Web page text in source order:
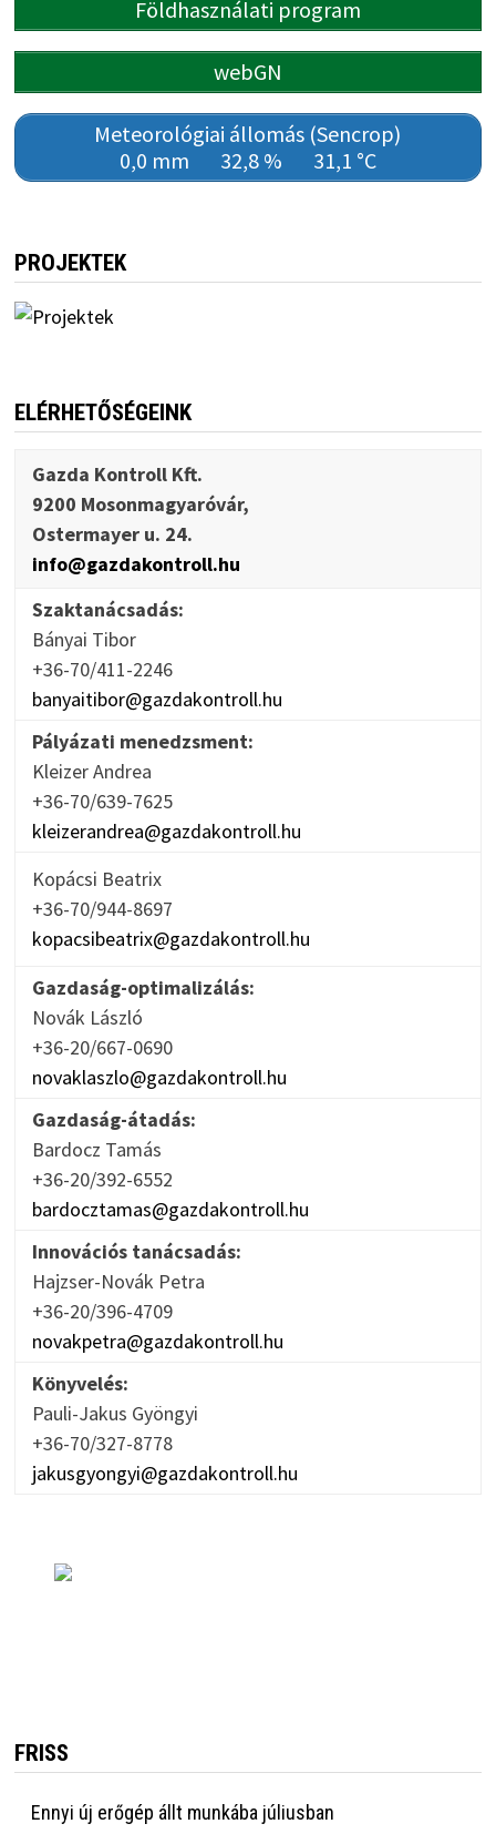
Földhasználati program
webGN
Meteorológiai állomás (Sencrop)
0,0 mm
32,8 % 31,1 °C
PROJEKTEK
ELÉRHETŐSÉGEINK
Gazda Kontroll Kft.
9200 Mosonmagyaróvár,
Ostermayer u. 24.
info@gazdakontroll.hu
Szaktanácsadás:
Bányai Tibor
+36-70/411-2246
banyaitibor@gazdakontroll.hu
Pályázati menedzsment:
Kleizer Andrea
+36-70/639-7625
kleizerandrea@gazdakontroll.hu
Kopácsi Beatrix
+36-70/944-8697
kopacsibeatrix@gazdakontroll.hu
Gazdaság-optimalizálás:
Novák László
+36-20/667-0690
novaklaszlo@gazdakontroll.hu
Gazdaság-átadás:
Bardocz Tamás
+36-20/392-6552
bardocztamas@gazdakontroll.hu
Innovációs tanácsadás:
Hajzser-Novák Petra
+36-20/396-4709
novakpetra@gazdakontroll.hu
Könyvelés:
Pauli-Jakus Gyöngyi
+36-70/327-8778
jakusgyongyi@gazdakontroll.hu
FRISS
Ennyi új erőgép állt munkába júliusban